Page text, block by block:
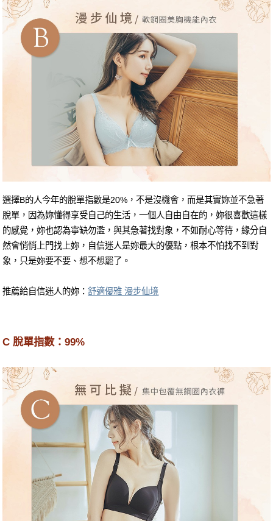
選擇B的人今年的脫單指數是20%，不是沒機會，而是其實妳並不急著
脫單，因為妳懂得享受自己的生活，一個人自由自在的，妳很喜歡這樣
的感覺，妳也認為寧缺勿濫，與其急著找對象，不如耐心等待，緣分自
然會悄悄上門找上妳，自信迷人是妳最大的優點，根本不怕找不到對
象，只是妳要不要、想不想罷了。
推薦給自信迷人的妳：舒適優雅 漫步仙境
C 脫單指數：99%